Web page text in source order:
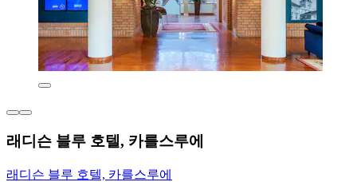
래디슨 블루 호텔, 카를스루에
래디슨 블루 호텔, 카를스루에